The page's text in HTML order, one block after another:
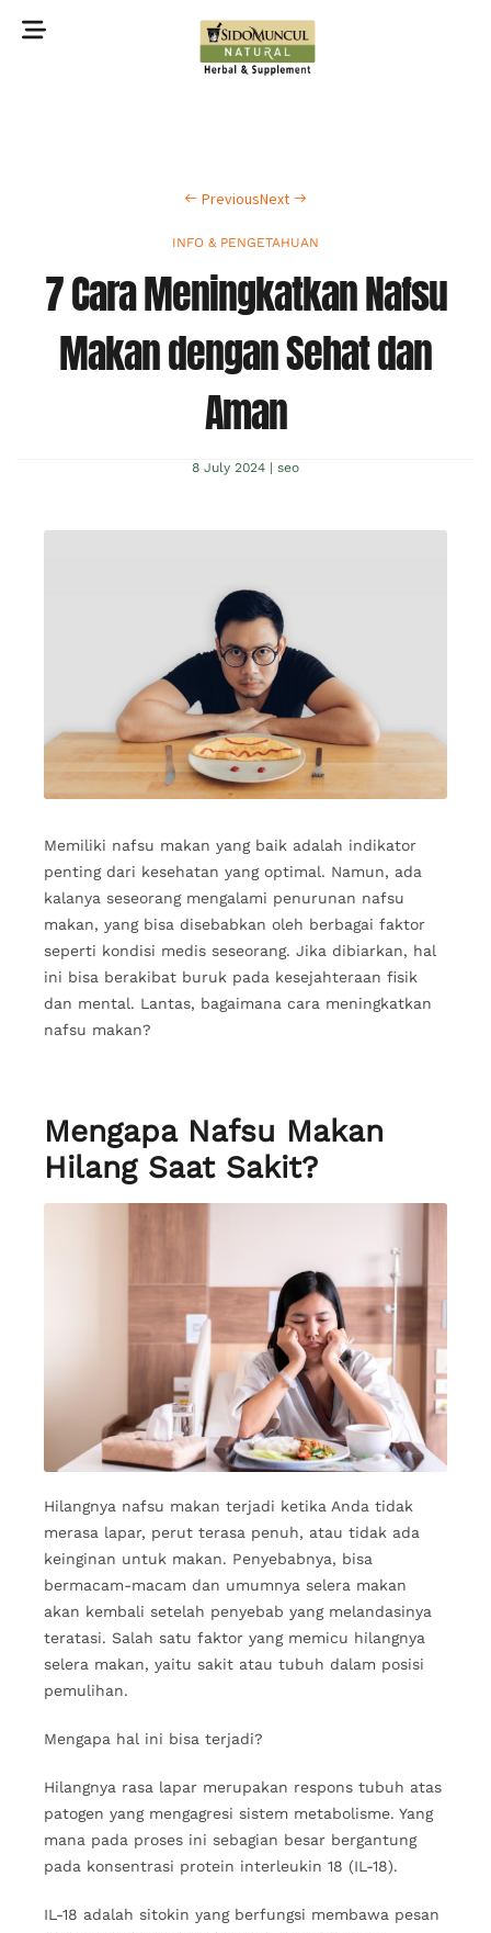
PreviousNext
INFO & PENGETAHUAN
7 Cara Meningkatkan Nafsu
Makan dengan Sehat dan
Aman
8 July 2024 | seo
Memiliki nafsu makan yang baik adalah indikator
penting dari kesehatan yang optimal. Namun, ada
kalanya seseorang mengalami penurunan nafsu
makan, yang bisa disebabkan oleh berbagai faktor
seperti kondisi medis seseorang. Jika dibiarkan, hal
ini bisa berakibat buruk pada kesejahteraan fisik
dan mental. Lantas, bagaimana cara meningkatkan
nafsu makan?
Mengapa Nafsu Makan
Hilang Saat Sakit?
Hilangnya nafsu makan terjadi ketika Anda tidak
merasa lapar, perut terasa penuh, atau tidak ada
keinginan untuk makan. Penyebabnya, bisa
bermacam-macam dan umumnya selera makan
akan kembali setelah penyebab yang melandasinya
teratasi. Salah satu faktor yang memicu hilangnya
selera makan, yaitu sakit atau tubuh dalam posisi
pemulihan.
Mengapa hal ini bisa terjadi?
Hilangnya rasa lapar merupakan respons tubuh atas
patogen yang mengagresi sistem metabolisme. Yang
mana pada proses ini sebagian besar bergantung
pada konsentrasi protein interleukin 18 (IL-18).
IL-18 adalah sitokin yang berfungsi membawa pesan